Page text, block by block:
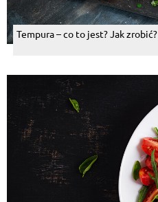
Tempura – co to jest? Jak zrobić?